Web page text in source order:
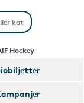
Hockey